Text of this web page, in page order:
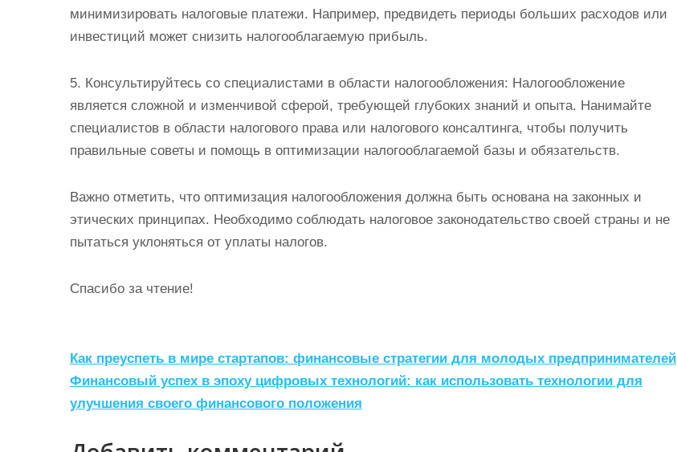
минимизировать налоговые платежи. Например, предвидеть периоды больших расходов или
инвестиций может снизить налогооблагаемую прибыль.
5. Консультируйтесь со специалистами в области налогообложения: Налогообложение
является сложной и изменчивой сферой, требующей глубоких знаний и опыта. Нанимайте
специалистов в области налогового права или налогового консалтинга, чтобы получить
правильные советы и помощь в оптимизации налогооблагаемой базы и обязательств.
Важно отметить, что оптимизация налогообложения должна быть основана на законных и
этических принципах. Необходимо соблюдать налоговое законодательство своей страны и не
пытаться уклоняться от уплаты налогов.
Спасибо за чтение!
Н
а
в
и
Как преуспеть в мире стартапов: финансовые стратегии для молодых предпринимателей
Финансовый успех в эпоху цифровых технологий: как использовать технологии для
улучшения своего финансового положения